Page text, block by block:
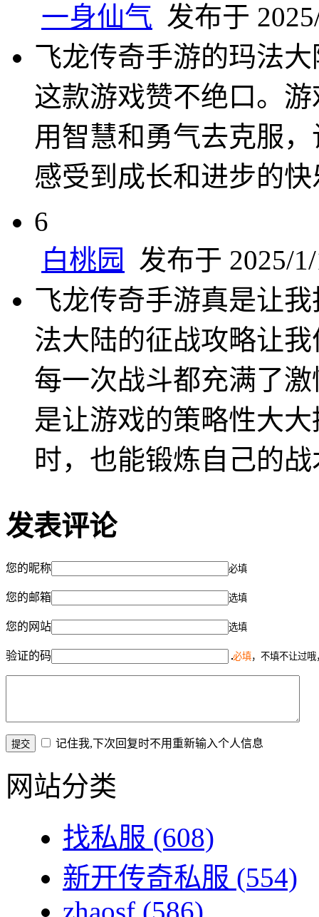
一身仙气 发布于
飞龙传奇手游的玛法
这款游戏赞不绝口。
用智慧和勇气去克服
感受到成长和进步的快
6
白桃园
发布于 2025/
飞龙传奇手游真是让
法大陆的征战攻略让
每一次战斗都充满了
是让游戏的策略性大
时，也能锻炼自己的
发表评论
您的昵称 必填
您的邮箱 选填
您的网站 选填
验证的码 必填，不填不让过
记住我,下次回复时不用重新输入个人信息
网站分类
找私服 (608)
新开传奇私服 (554)